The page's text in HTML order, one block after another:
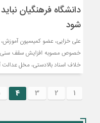
دانشگاه فرهنگیان
شود
علی خزایی، عضو کمیسیون
خصوص مصوبه افزایش سقف سنی
خلاف اسناد بالادستی، مخل
1
2
3
4